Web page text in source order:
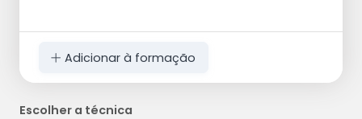
Adicionar à formação
Escolher a técnica